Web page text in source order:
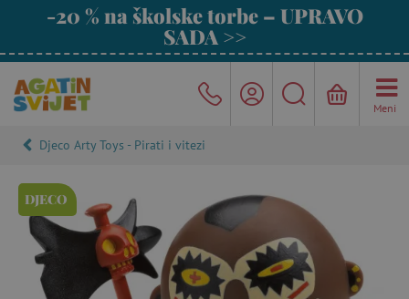
-20 % na školske torbe – UPRAVO
SADA >>
Meni
Djeco Arty Toys - Pirati i vitezi
DJECO